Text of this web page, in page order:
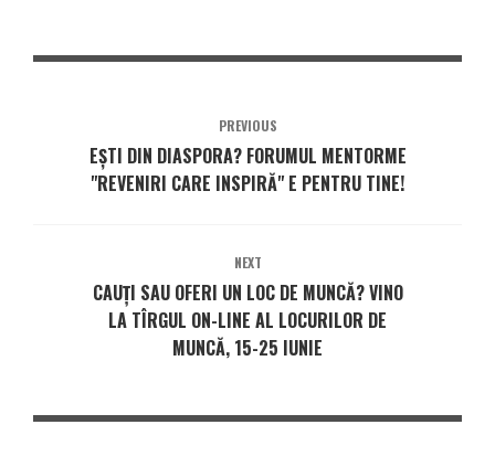
PREVIOUS
EȘTI DIN DIASPORA? FORUMUL MENTORME
"REVENIRI CARE INSPIRĂ" E PENTRU TINE!
NEXT
CAUȚI SAU OFERI UN LOC DE MUNCĂ? VINO
LA TÎRGUL ON-LINE AL LOCURILOR DE
MUNCĂ, 15-25 IUNIE